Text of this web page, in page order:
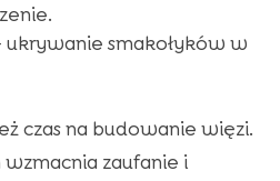
smakołyków w
czas na budowanie więzi.
wzmacnia zaufanie i